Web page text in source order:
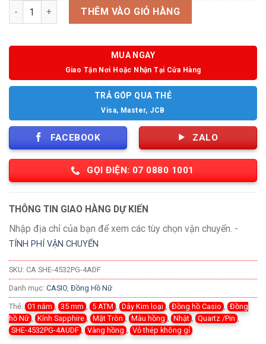
Số lượng THÊM VÀO GIỎ HÀNG
MUA NGAY
Giao Tận Nơi Hoặc Nhận Tại Cửa Hàng
TRẢ GÓP QUA THẺ
Visa, Master, JCB
FACEBOOK ZALO
GỌI ĐIỆN: 07 0880 1001
THÔNG TIN GIAO HÀNG DỰ KIẾN
Nhập địa chỉ của bạn để xem các tùy chọn vận chuyển. -
TÍNH PHÍ VẬN CHUYỂN
SKU: CA SHE-4532PG-4ADF
Danh mục: CASIO Đồng Hồ Nữ
Thẻ: 01 năm 35 mm 5 ATM Dây Kim loại Đồng hồ Casio
Đồng
hồ Nữ
Kính Sapphire Mặt Tròn Màu hồng Nhật Quartz /Pin
SHE-4532PG-4AUDF
Vàng hồng Vỏ thép không gỉ